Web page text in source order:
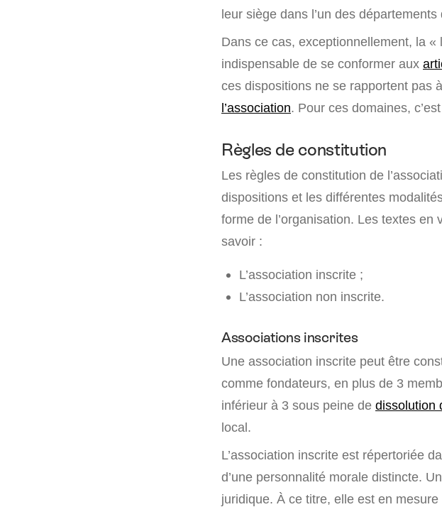
leur siège dans l’un des départements
Dans ce cas, exceptionnellement, la
indispensable de se conformer aux
ces dispositions ne se rapportent pas
l’association. Pour ces domaines,
Règles de constitution
Les règles de constitution de
dispositions et les différentes
forme de l’organisation. Les textes en
savoir :
L’association inscrite ;
L’association non inscrite.
Associations inscrites
Une association inscrite peut être
comme fondateurs, en plus de 3
inférieur à 3 sous peine de dissolution
local.
L’association inscrite est répertoriée
d’une personnalité morale distincte. Un
juridique. À ce titre, elle est en